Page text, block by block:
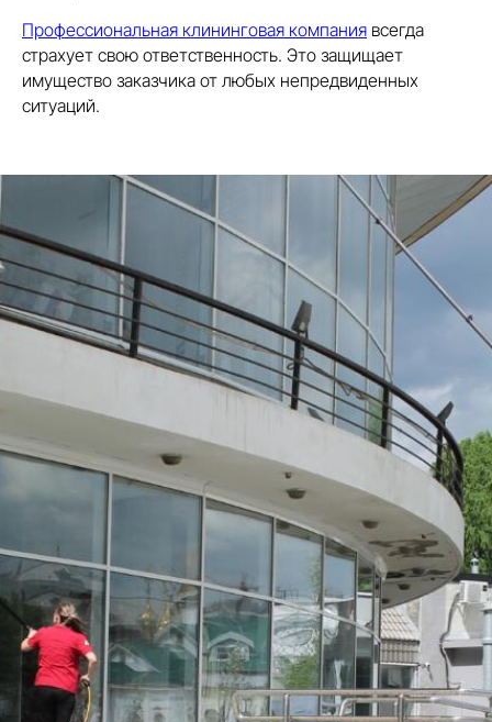
Профессиональная клининговая компания всегда
страхует свою ответственность. Это защищает
имущество заказчика от любых непредвиденных
ситуаций.